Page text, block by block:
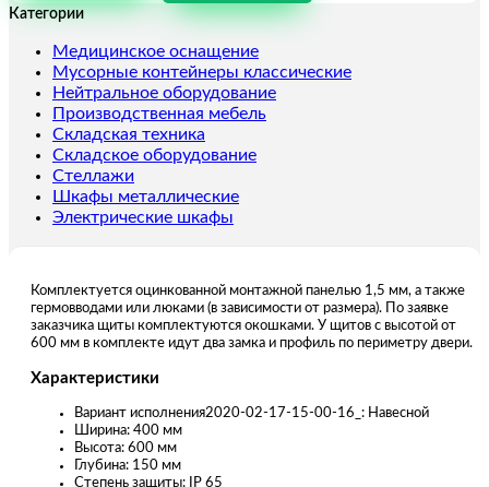
ОЩН
Категории
Медицинское оснащение
Мусорные контейнеры классические
Нейтральное оборудование
Производственная мебель
Складская техника
Складское оборудование
Стеллажи
Шкафы металлические
Электрические шкафы
Комплектуется оцинкованной монтажной панелью 1,5 мм, а также
гермовводами или люками (в зависимости от размера). По заявке
заказчика щиты комплектуются окошками. У щитов с высотой от
600 мм в комплекте идут два замка и профиль по периметру двери.
Характеристики
Вариант исполнения2020-02-17-15-00-16_: Навесной
Ширина: 400 мм
Высота: 600 мм
Глубина: 150 мм
Степень защиты: IP 65